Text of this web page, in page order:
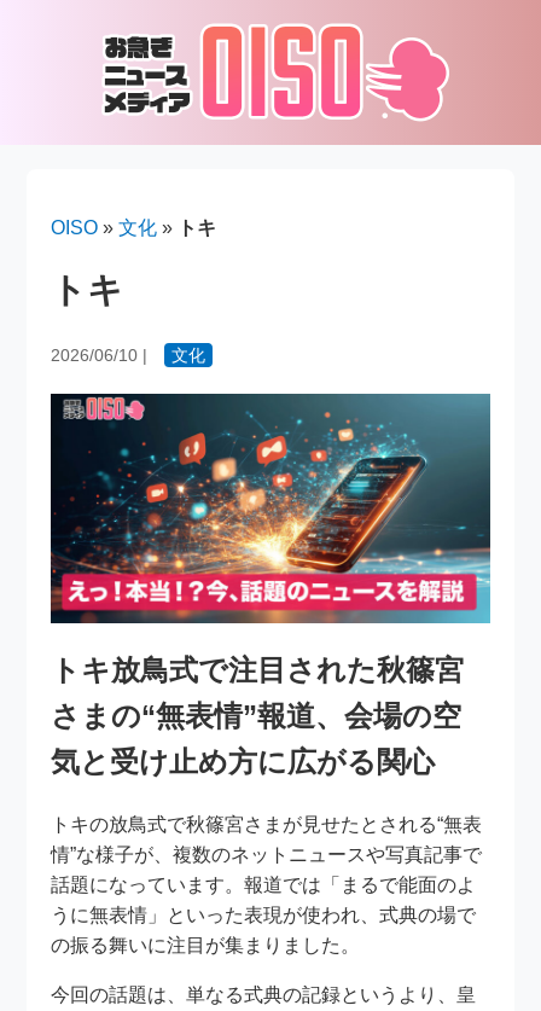
OISO »文化 » トキ
トキ
2026/06/10 | 文化
トキ放鳥式で注目された秋篠宮
さまの“無表情”報道、会場の空
気と受け止め方に広がる関心
トキの放鳥式で秋篠宮さまが見せたとされる“無表
情”な様子が、複数のネットニュースや写真記事で
話題になっています。報道では「まるで能面のよ
うに無表情」といった表現が使われ、式典の場で
の振る舞いに注目が集まりました。
今回の話題は、単なる式典の記録というより、皇